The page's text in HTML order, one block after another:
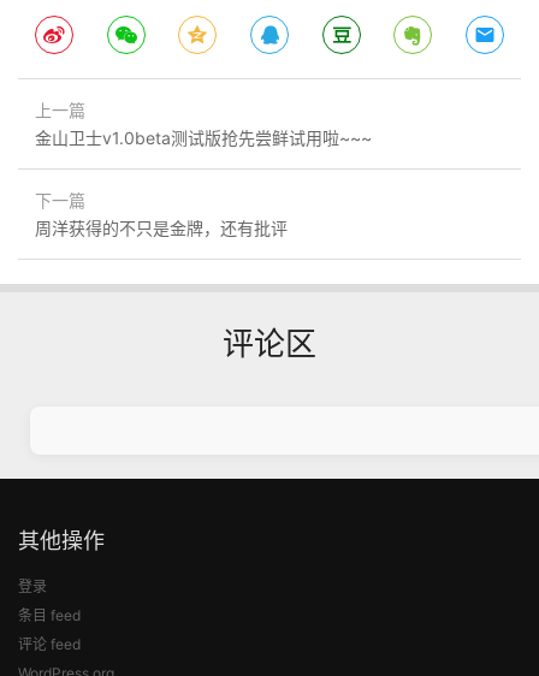
上一篇
金山卫士v1.0beta测试版抢先尝鲜试用啦~~~
下一篇
周洋获得的不只是金牌，还有批评
评论区
其他操作
登录
条目 feed
评论 feed